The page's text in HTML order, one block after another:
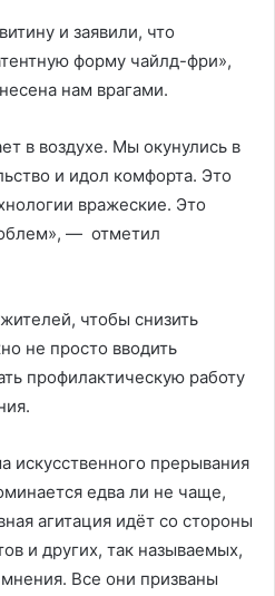
и заявили, что
форму чайлд-фри»,
нам врагами.
в воздухе. Мы окунулись в
и идол комфорта. Это
вражеские. Это
— отметил
чтобы снизить
не просто вводить
профилактическую работу
искусственного прерывания
едва ли не чаще,
агитация идёт со стороны
и других, так называемых,
Все они призваны